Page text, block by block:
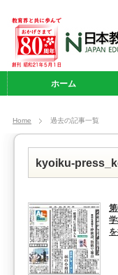
ホーム
Home 過去の記事一覧
kyoiku-